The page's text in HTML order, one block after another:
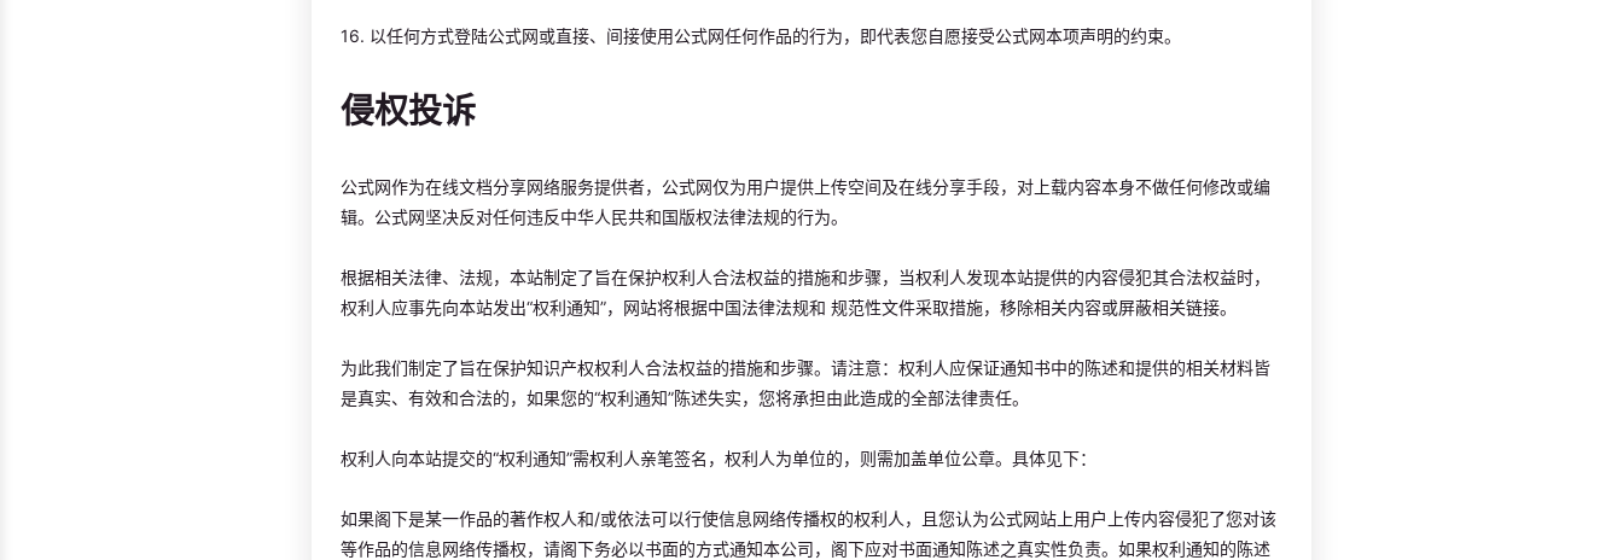
16. 以任何方式登陆公式网或直接、间接使用公式网任何作品的行为，即代表您自愿接受公式网本项声明的约束。
侵权投诉
公式网作为在线文档分享网络服务提供者，公式网仅为用户提供上传空间及在线分享手段，对上载内容本身不做任何修改或编
辑。公式网坚决反对任何违反中华人民共和国版权法律法规的行为。
根据相关法律、法规，本站制定了旨在保护权利人合法权益的措施和步骤，当权利人发现本站提供的内容侵犯其合法权益时，
权利人应事先向本站发出“权利通知”，网站将根据中国法律法规和 规范性文件采取措施，移除相关内容或屏蔽相关链接。
为此我们制定了旨在保护知识产权权利人合法权益的措施和步骤。请注意：权利人应保证通知书中的陈述和提供的相关材料皆
是真实、有效和合法的，如果您的“权利通知”陈述失实，您将承担由此造成的全部法律责任。
权利人向本站提交的“权利通知”需权利人亲笔签名，权利人为单位的，则需加盖单位公章。具体见下：
如果阁下是某一作品的著作权人和/或依法可以行使信息网络传播权的权利人，且您认为公式网站上用户上传内容侵犯了您对该
等作品的信息网络传播权，请阁下务必以书面的方式通知本公司，阁下应对书面通知陈述之真实性负责。如果权利通知的陈述